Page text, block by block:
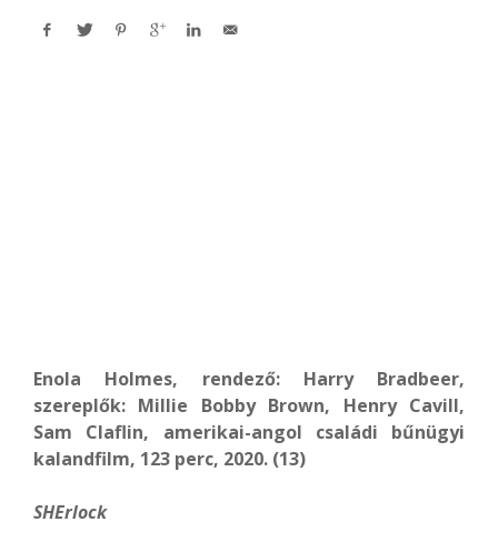
Enola Holmes, rendező: Harry Bradbeer,
szereplők: Millie Bobby Brown, Henry Cavill,
Sam Claflin, amerikai-angol családi bűnügyi
kalandfilm, 123 perc, 2020. (13)
SHErlock